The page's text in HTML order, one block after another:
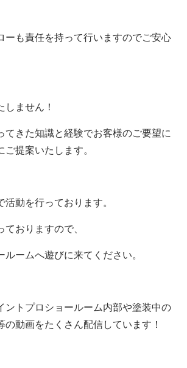
ーも責任を持って行いますのでご安心
ません！
てきた知識と経験でお客様のご要望に
提案いたします。
動を行っております。
おりますので、
ームへ遊びに来てください。
ントプロショールーム内部や塗装中の
動画をたくさん配信しています！